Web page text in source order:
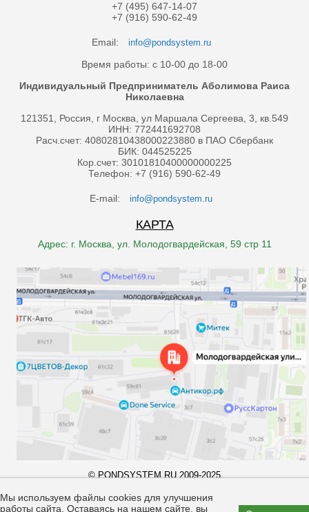
+7 (495) 647-14-07
+7 (916) 590-62-49
Email: info@pondsystem.ru
Время работы: с 10-00 до 18-00
Индивидуальный Предприниматель Аболимова Раиса
Николаевна
121351, Россия, г Москва, ул Маршала Сергеева, 3, кв.549
ИНН: 772441692708
Расч.счет: 40802810438000223880 в ПАО Сбербанк
БИК: 044525225
Кор.счет: 30101810400000000225
Телефон: +7 (916) 590-62-49
E-mail: info@pondsystem.ru
КАРТА
Адрес: г. Москва, ул. Молодогвардейская, 59 стр 11
© PONDSYSTEM.RU 2009-2025
материалов запрещено законом.
Мы используем файлы cookies для улучшения
работы сайта. Оставаясь на нашем сайте, вы